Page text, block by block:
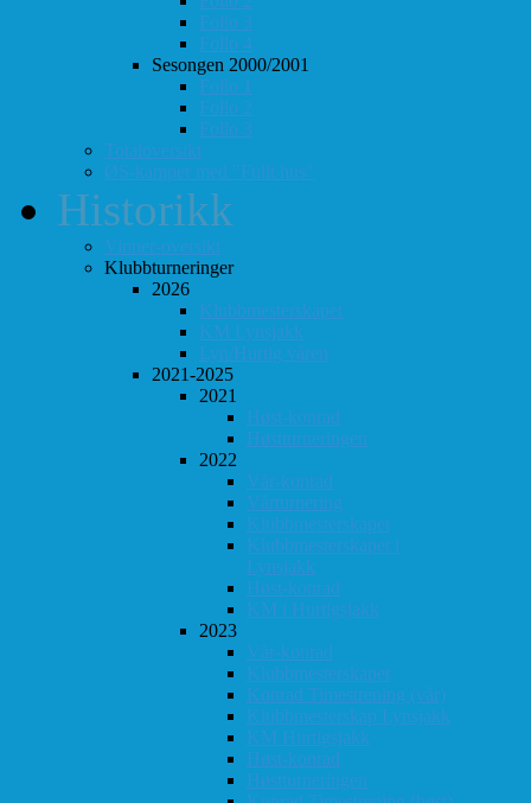
Follo 3
Follo 4
Sesongen 2000/2001
Follo 1
Follo 2
Follo 3
Totaloversikt
ØS-kamper med "Fullt hus"
Historikk
Vinner-oversikt
Klubbturneringer
2026
Klubbmesterskapet
KM Lynsjakk
Lyn/Hurtig våren
2021-2025
2021
Høst-konrad
Høstturneringen
2022
Vår-konrad
Vårturnering
Klubbmesterskapet
Klubbmesterskapet i
Lynsjakk
Høst-konrad
KM i Hurtigsjakk
2023
Vår-konrad
Klubbmesterskapet
Konrad Timestrening (vår)
Klubbmesterskap Lynsjakk
KM Hurtigsjakk
Høst-konrad
Høstturneringen